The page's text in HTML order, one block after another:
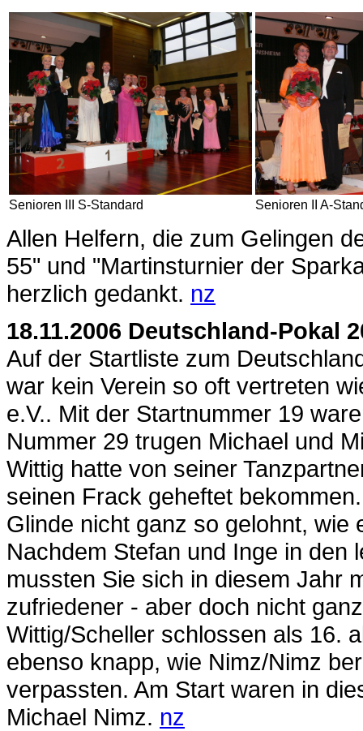
Senioren III S-Standard Senioren II A-
Allen Helfern, die zum Gelingen
55" und "Martinsturnier der
herzlich gedankt. nz
18.11.2006 Deutschland-Pokal
Auf der Startliste zum
war kein Verein so oft vertreten
e.V.. Mit der Startnummer 19
Nummer 29 trugen Michael und
Wittig hatte von seiner
seinen Frack geheftet
Glinde nicht ganz so gelohnt, wie
Nachdem Stefan und Inge in den
mussten Sie sich in diesem Jahr
zufriedener - aber doch nicht
Wittig/Scheller schlossen als 16.
ebenso knapp, wie Nimz/Nimz
verpassten. Am Start waren in
Michael Nimz. nz